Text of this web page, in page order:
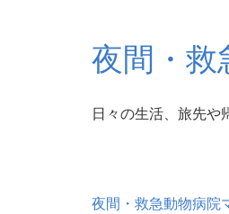
夜間・救
日々の生活、旅先や
夜間・救急動物病院